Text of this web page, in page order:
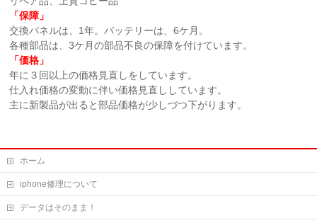
「保障」
交換パネルは、1年。バッテリーは、6ケ月。
各種部品は、3ケ月の部品不良の保障を付けています。
「価格」
年に３回以上の価格見直しをしています。
仕入れ価格の変動に伴い価格見直ししています。
主に新製品が出ると部品価格が少しづつ下がります。
ホーム
iphone修理について
データはそのまま！